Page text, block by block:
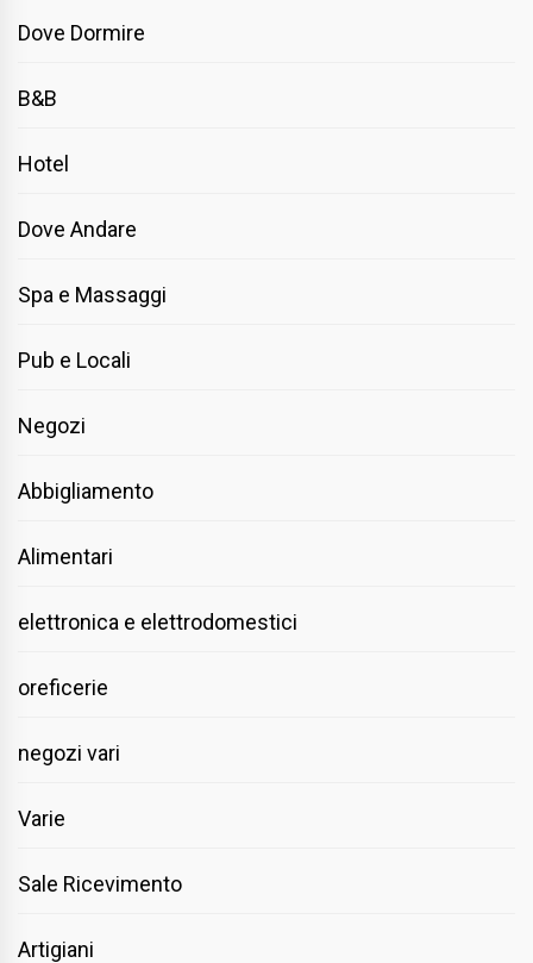
Dove Dormire
B&B
Hotel
Dove Andare
Spa e Massaggi
Pub e Locali
Negozi
Abbigliamento
Alimentari
elettronica e elettrodomestici
oreficerie
negozi vari
Varie
Sale Ricevimento
Artigiani